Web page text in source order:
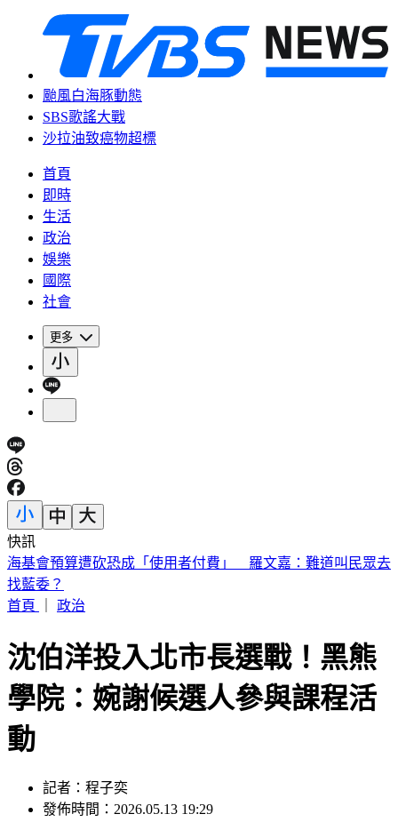
颱風白海豚動態
SBS歌謠大戰
沙拉油致癌物超標
首頁
即時
生活
政治
娛樂
國際
社會
更多
快訊
桃園85歲嬤遭「鐵拐狂砸」亡！老伴自首殺人 兒媳返家驚見
慘狀
首頁
政治
沈伯洋投入北市長選戰！黑熊
學院：婉謝候選人參與課程活
動
記者：程子奕
發佈時間：2026.05.13 19:29